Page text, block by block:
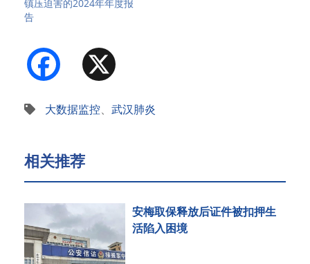
镇压迫害的2024年年度报
告
Facebook
大数据监控、 武汉肺炎
相关推荐
安梅取保释放后证件被扣押生
活陷入困境